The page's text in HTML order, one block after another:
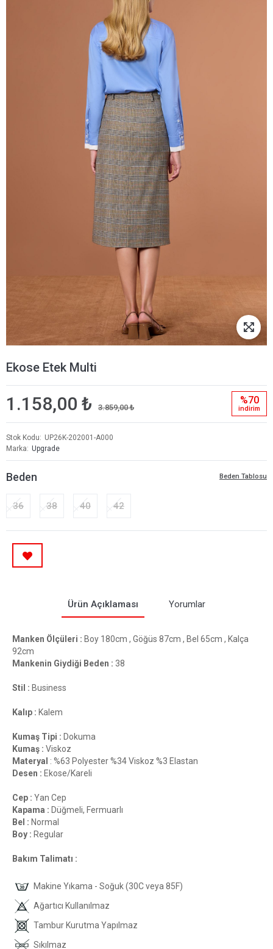
Ekose Etek Multi
1.158,00 ₺ 3.859,00 ₺
%70
i̇ndi̇ri̇m
Stok Kodu
UP26K-202001-A000
Marka
Upgrade
Beden Tablosu
Beden
36 38 40 42
Ürün Açıklaması Yorumlar
Manken Ölçüleri : Boy 180cm , Göğüs 87cm , Bel 65cm , Kalça
92cm
Mankenin Giydiği Beden : 38
Stil : Business
Kalıp : Kalem
Kumaş Tipi : Dokuma
Kumaş : Viskoz
Materyal : %63 Polyester %34 Viskoz %3 Elastan
Desen : Ekose/Kareli
Cep : Yan Cep
Kapama : Düğmeli, Fermuarlı
Bel : Normal
Boy : Regular
Bakım Talimatı :
Makine Yıkama - Soğuk (30C veya 85F)
Ağartıcı Kullanılmaz
Tambur Kurutma Yapılmaz
Sıkılmaz